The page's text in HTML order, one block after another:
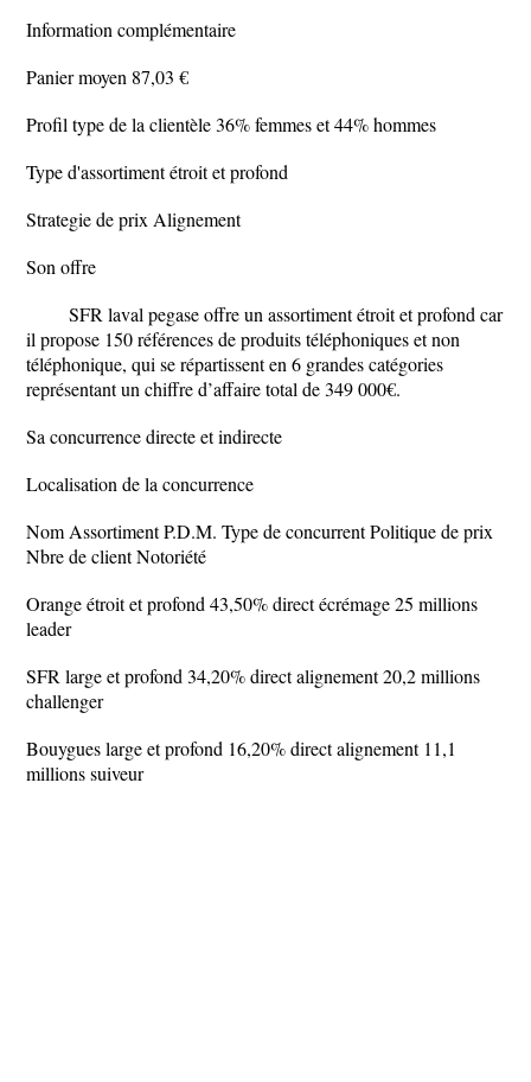
Information complémentaire
Panier moyen 87,03 €
Profil type de la clientèle 36% femmes et 44% hommes
Type d'assortiment étroit et profond
Strategie de prix Alignement
Son offre
SFR laval pegase offre un assortiment étroit et profond car
il propose 150 références de produits téléphoniques et non
téléphonique, qui se répartissent en 6 grandes catégories
représentant un chiffre d’affaire total de 349 000€.
Sa concurrence directe et indirecte
Localisation de la concurrence
Nom Assortiment P.D.M. Type de concurrent Politique de prix
Nbre de client Notoriété
Orange étroit et profond 43,50% direct écrémage 25 millions
leader
SFR large et profond 34,20% direct alignement 20,2 millions
challenger
Bouygues large et profond 16,20% direct alignement 11,1
millions suiveur